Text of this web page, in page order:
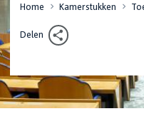
Home Kamerstukken
Delen